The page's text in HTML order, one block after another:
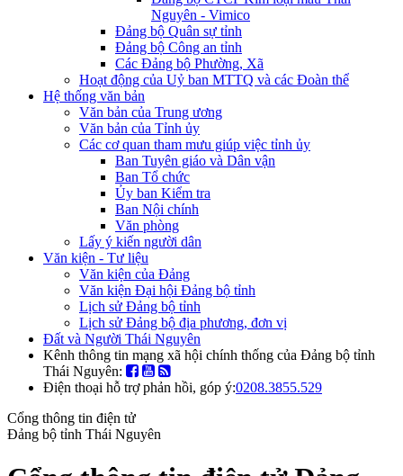
Nguyên - Vimico
Đảng bộ Quân sự tỉnh
Đảng bộ Công an tỉnh
Các Đảng bộ Phường, Xã
Hoạt động của Uỷ ban MTTQ và các Đoàn thể
Hệ thống văn bản
Văn bản của Trung ương
Văn bản của Tỉnh ủy
Các cơ quan tham mưu giúp việc tỉnh ủy
Ban Tuyên giáo và Dân vận
Ban Tổ chức
Ủy ban Kiểm tra
Ban Nội chính
Văn phòng
Lấy ý kiến người dân
Văn kiện - Tư liệu
Văn kiện của Đảng
Văn kiện Đại hội Đảng bộ tỉnh
Lịch sử Đảng bộ tỉnh
Lịch sử Đảng bộ địa phương, đơn vị
Đất và Người Thái Nguyên
Kênh thông tin mạng xã hội chính thống của Đảng bộ tỉnh
Thái Nguyên:
Điện thoại hỗ trợ phản hồi, góp ý:0208.3855.529
Cổng thông tin điện tử
Đảng bộ tỉnh Thái Nguyên